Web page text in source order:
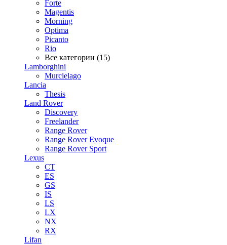
Forte
Magentis
Morning
Optima
Picanto
Rio
Все категории (15)
Lamborghini
Murcielago
Lancia
Thesis
Land Rover
Discovery
Freelander
Range Rover
Range Rover Evoque
Range Rover Sport
Lexus
CT
ES
GS
IS
LS
LX
NX
RX
Lifan